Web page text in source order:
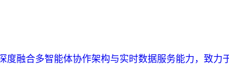
融合多智能体协作架构与实时数据服务能力，致力